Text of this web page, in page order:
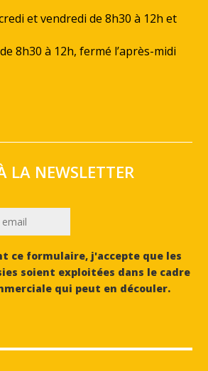
et vendredi de 8h30 à 12h et
à 17h
à 12h, fermé l’après-midi
LA NEWSLETTER
ce formulaire, j'accepte que les
soient exploitées dans le cadre
qui peut en découler.